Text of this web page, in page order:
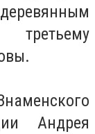
Андрея